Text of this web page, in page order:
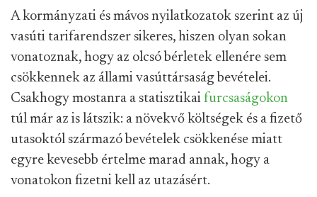
A kormányzati és mávos nyilatkozatok szerint az új
vasúti tarifarendszer sikeres, hiszen olyan sokan
vonatoznak, hogy az olcsó bérletek ellenére sem
csökkennek az állami vasúttársaság bevételei.
Csakhogy mostanra a statisztikai furcsaságokon
túl már az is látszik: a növekvő költségek és a fizető
utasoktól származó bevételek csökkenése miatt
egyre kevesebb értelme marad annak, hogy a
vonatokon fizetni kell az utazásért.